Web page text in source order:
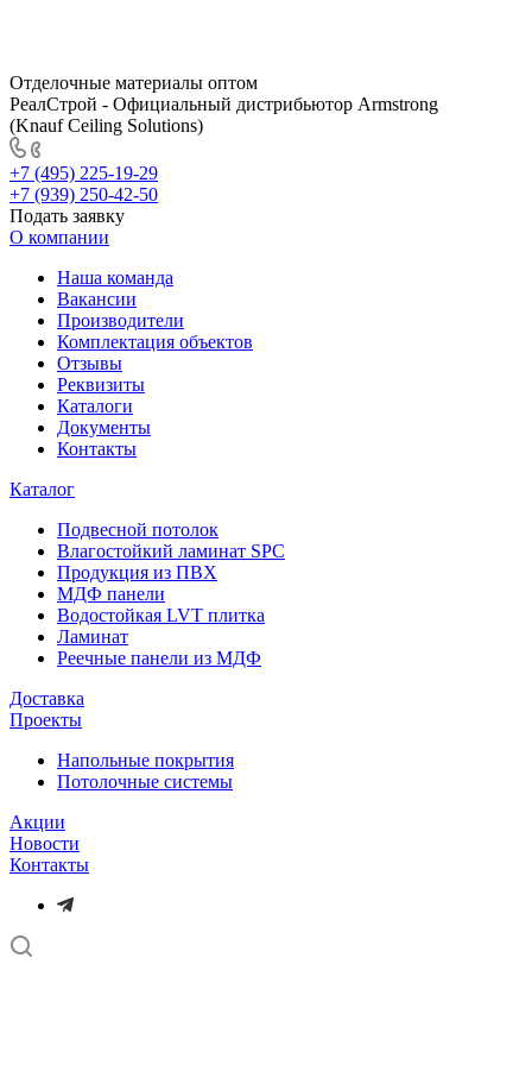
Отделочные материалы оптом
РеалСтрой - Официальный дистрибьютор Armstrong
(Knauf Ceiling Solutions)
+7 (495) 225-19-29
+7 (939) 250-42-50
Подать заявку
О компании
Наша команда
Вакансии
Производители
Комплектация объектов
Отзывы
Реквизиты
Каталоги
Документы
Контакты
Каталог
Подвесной потолок
Влагостойкий ламинат SPC
Продукция из ПВХ
МДФ панели
Водостойкая LVT плитка
Ламинат
Реечные панели из МДФ
Доставка
Проекты
Напольные покрытия
Потолочные системы
Акции
Новости
Контакты